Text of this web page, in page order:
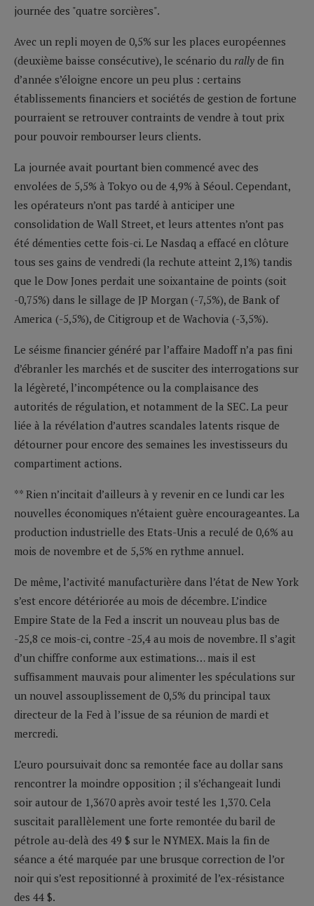
journée des "quatre sorcières".
Avec un repli moyen de 0,5% sur les places européennes
(deuxième baisse consécutive), le scénario du rally de fin
d’année s’éloigne encore un peu plus : certains
établissements financiers et sociétés de gestion de fortune
pourraient se retrouver contraints de vendre à tout prix
pour pouvoir rembourser leurs clients.
La journée avait pourtant bien commencé avec des
envolées de 5,5% à Tokyo ou de 4,9% à Séoul. Cependant,
les opérateurs n’ont pas tardé à anticiper une
consolidation de Wall Street, et leurs attentes n’ont pas
été démenties cette fois-ci. Le Nasdaq a effacé en clôture
tous ses gains de vendredi (la rechute atteint 2,1%) tandis
que le Dow Jones perdait une soixantaine de points (soit
-0,75%) dans le sillage de JP Morgan (-7,5%), de Bank of
America (-5,5%), de Citigroup et de Wachovia (-3,5%).
Le séisme financier généré par l’affaire Madoff n’a pas fini
d’ébranler les marchés et de susciter des interrogations sur
la légèreté, l’incompétence ou la complaisance des
autorités de régulation, et notamment de la SEC. La peur
liée à la révélation d’autres scandales latents risque de
détourner pour encore des semaines les investisseurs du
compartiment actions.
** Rien n’incitait d’ailleurs à y revenir en ce lundi car les
nouvelles économiques n’étaient guère encourageantes. La
production industrielle des Etats-Unis a reculé de 0,6% au
mois de novembre et de 5,5% en rythme annuel.
De même, l’activité manufacturière dans l’état de New York
s’est encore détériorée au mois de décembre. L’indice
Empire State de la Fed a inscrit un nouveau plus bas de
-25,8 ce mois-ci, contre -25,4 au mois de novembre. Il s’agit
d’un chiffre conforme aux estimations… mais il est
suffisamment mauvais pour alimenter les spéculations sur
un nouvel assouplissement de 0,5% du principal taux
directeur de la Fed à l’issue de sa réunion de mardi et
mercredi.
L’euro poursuivait donc sa remontée face au dollar sans
rencontrer la moindre opposition ; il s’échangeait lundi
soir autour de 1,3670 après avoir testé les 1,370. Cela
suscitait parallèlement une forte remontée du baril de
pétrole au-delà des 49 $ sur le NYMEX. Mais la fin de
séance a été marquée par une brusque correction de l’or
noir qui s’est repositionné à proximité de l’ex-résistance
des 44 $.